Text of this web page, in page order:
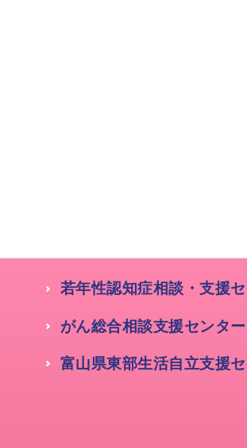
若年性認知症相談・支援
がん総合相談支援センター
富山県東部生活自立支援